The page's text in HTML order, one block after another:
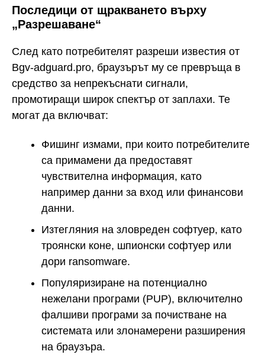
Последици от щракването върху
„Разрешаване“
След като потребителят разреши известия от
Bgv-adguard.pro, браузърът му се превръща в
средство за непрекъснати сигнали,
промотиращи широк спектър от заплахи. Те
могат да включват:
Фишинг измами, при които потребителите
са примамени да предоставят
чувствителна информация, като
например данни за вход или финансови
данни.
Изтегляния на зловреден софтуер, като
троянски коне, шпионски софтуер или
дори ransomware.
Популяризиране на потенциално
нежелани програми (PUP), включително
фалшиви програми за почистване на
системата или злонамерени разширения
на браузъра.